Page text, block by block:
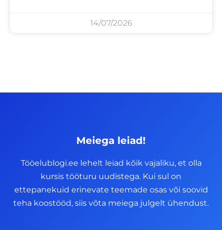
14/07/2026
Meiega leiad!
Tööelublogi.ee lehelt leiad kõik vajaliku, et olla
kursis tööturu uudistega. Kui sul on
ettepanekuid erinevate teemade osas või soovid
teha koostööd, siis võta meiega julgelt ühendust.